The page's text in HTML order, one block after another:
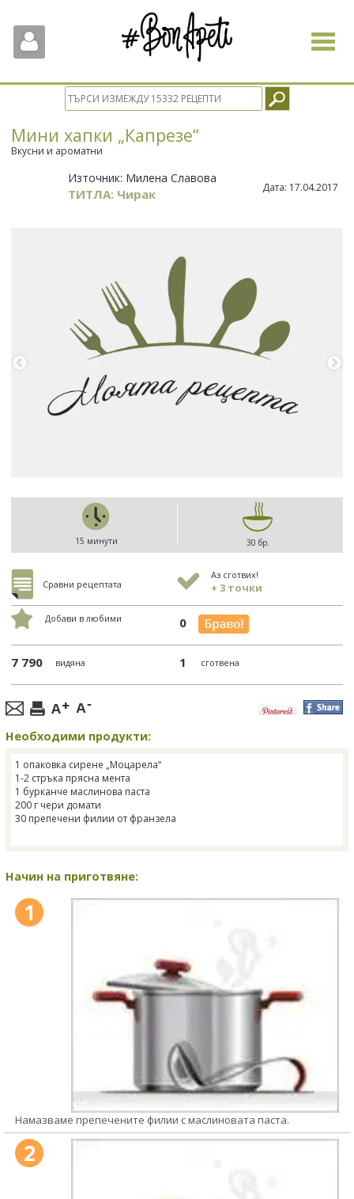
Toggle
Мини хапки „Капрезе“
Вкусни и ароматни
Източник: Милена Славова
ТИТЛА: Чирак Дата: 17.04.2017
15 минути 30 бр.
Сравни рецептата
Аз сготвих!
+ 3 точки
Добави в любими 0
7 790 видяна 1 сготвена
Необходими продукти:
1 опаковка сирене „Моцарела“
1-2 стръка прясна мента
1 бурканче маслинова паста
200 г чери домати
30 препечени филии от франзела
Начин на приготвяне:
1
Намазваме препечените филии с маслиновата паста.
2